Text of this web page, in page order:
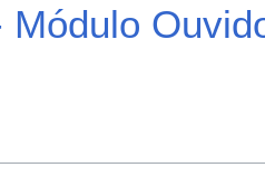
Módulo